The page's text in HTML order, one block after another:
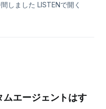
しました LISTENで開く
エージェントはす